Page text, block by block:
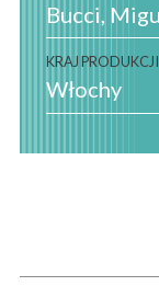
Bucci,
KRAJ PRODUKCJI
Włochy